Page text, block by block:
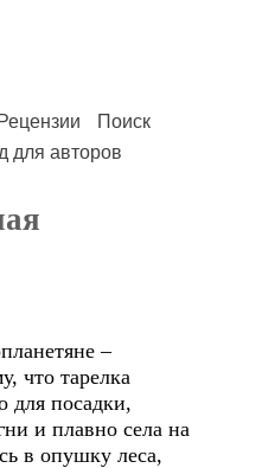
Рецензии
Поиск
для авторов
–
что тарелка
для посадки,
и плавно села на
в опушку леса,